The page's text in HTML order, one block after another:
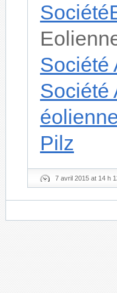
Société
Société
Pilz
7 avril 2015 at 14 h